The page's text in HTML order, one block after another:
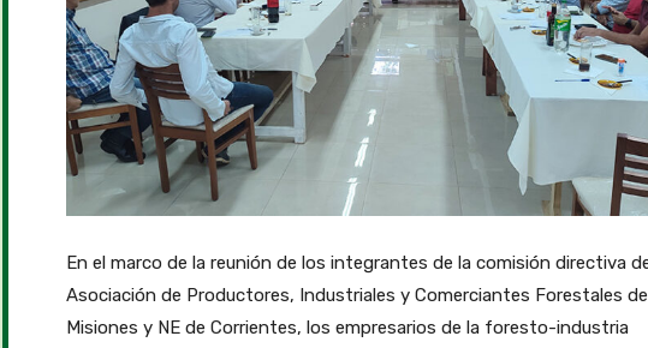
En el marco de la reunión de los integrantes de la comisión directiva
Asociación de Productores, Industriales y Comerciantes Forestales de
Misiones y NE de Corrientes, los empresarios de la foresto-industria